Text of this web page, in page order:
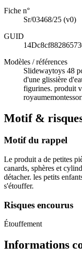
Fiche n°
Sr/03468/25 (v0)
GUID
Modèles / références
Slidewaytoys 48
d'une glissière
figurines. produit
Motif &
Motif du rappel
Le produit a de petites
canards, sphères et
détacher. les petits
s'étouffer.
Risques encourus
Étouffement
Informations